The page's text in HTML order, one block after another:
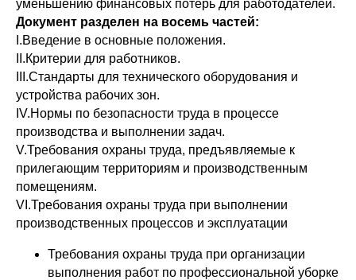
уменьшению финансовых потерь для работодателей.
Документ разделен на восемь частей:
I.Введение в основные положения.
II.Критерии для работников.
III.Стандарты для технического оборудования и
устройства рабочих зон.
IV.Нормы по безопасности труда в процессе
производства и выполнении задач.
V.Требования охраны труда, предъявляемые к
прилегающим территориям и производственным
помещениям.
VI.Требования охраны труда при выполнении
производственных процессов и эксплуатации
Требования охраны труда при организации
выполнения работ по профессиональной уборке